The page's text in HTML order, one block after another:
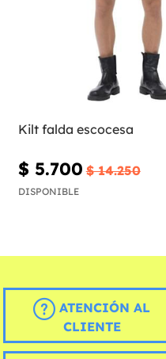
Kilt falda escocesa
$ 5.700 $ 14.250
DISPONIBLE
ATENCIÓN AL
CLIENTE